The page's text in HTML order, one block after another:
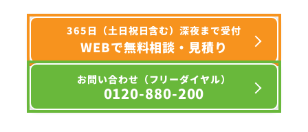
365日（土日祝日含む）深夜まで受付
WEBで無料相談・見積り
お問い合わせ（フリーダイヤル）
0120-880-200